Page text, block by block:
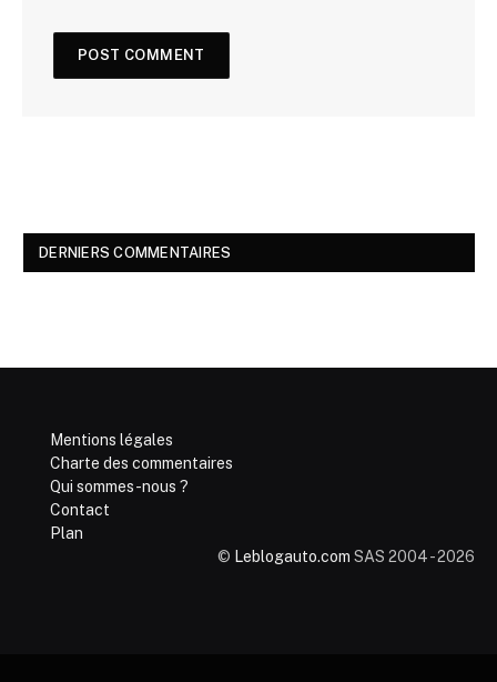
DERNIERS COMMENTAIRES
Mentions légales
Charte des commentaires
Qui sommes-nous ?
Contact
Plan
© Leblogauto.com SAS 2004 - 2026